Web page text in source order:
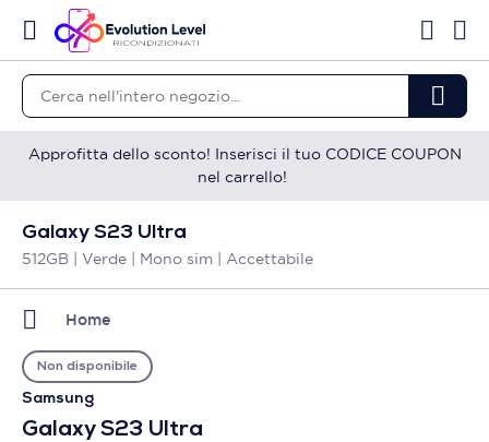
Approfitta dello sconto! Inserisci il tuo CODICE COUPON
nel carrello!
Galaxy S23 Ultra
512GB | Verde | Mono sim | Accettabile
Home
Samsung
Galaxy S23 Ultra
Non disponibile